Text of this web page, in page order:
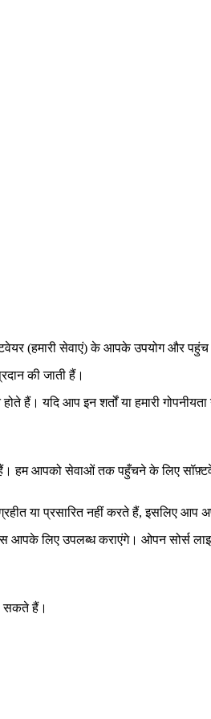
(हमारी सेवाएं) के आपके उपयोग और
की जाती हैं।
हैं। यदि आप इन शर्तों या हमारी
आपको सेवाओं तक पहुँचने के लिए
या प्रसारित नहीं करते हैं, इसलिए
लिए उपलब्ध कराएंगे। ओपन सोर्स
सकते हैं।